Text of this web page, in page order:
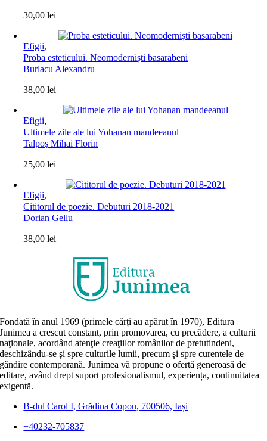
30,00lei
Efigii,
Proba esteticului. Neomoderniști basarabeni
Burlacu Alexandru
38,00lei
Efigii,
Ultimele zile ale lui Yohanan mandeeanul
Talpoş Mihai Florin
25,00lei
Efigii,
Cititorul de poezie. Debuturi 2018-2021
Dorian Gellu
38,00lei
Fondată în anul 1969 (primele cărți au apărut în 1970), Editura
Junimea a crescut constant, prin promovarea, cu precădere, a culturii
naţionale, acordând atenţie creaţiilor românilor de pretutindeni,
deschizându-se şi spre culturile lumii, precum şi spre curentele de
gândire contemporană. Junimea vă propune o ofertă generoasă de
editare, având drept suport profesionalismul, experiența, continuitatea
exigentă.
B-dul Carol I, Grădina Copou, 700506, Iași
+40232-705837